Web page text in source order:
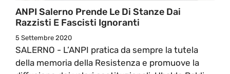
ANPI Salerno Prende Le Di Stanze Dai
Razzisti E Fascisti Ignoranti
5 Settembre 2020
SALERNO - L’ANPI pratica da sempre la tutela
della memoria della Resistenza e promuove la